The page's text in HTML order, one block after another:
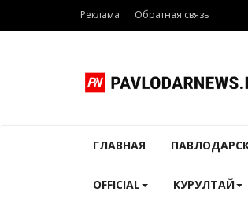
Реклама Обратная связь
ГЛАВНАЯ
OFFICIAL КУРУЛТАЙ